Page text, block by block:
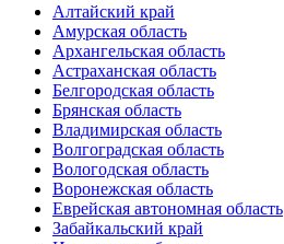
Алтайский край
Амурская область
Архангельская область
Астраханская область
Белгородская область
Брянская область
Владимирская область
Волгоградская область
Вологодская область
Воронежская область
Еврейская автономная область
Забайкальский край